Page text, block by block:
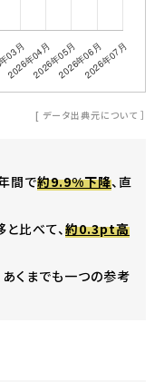
[ データ出典元について ］
間で約9.9%下降、直
比べて、約0.3pt高
くまでも一つの参考